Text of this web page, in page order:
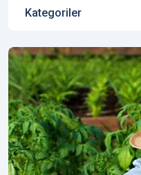
Kategoriler